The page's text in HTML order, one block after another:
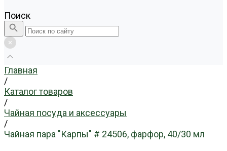
Поиск
Главная
/
Каталог товаров
/
Чайная посуда и аксессуары
/
Чайная пара "Карпы" # 24506, фарфор, 40/30 мл